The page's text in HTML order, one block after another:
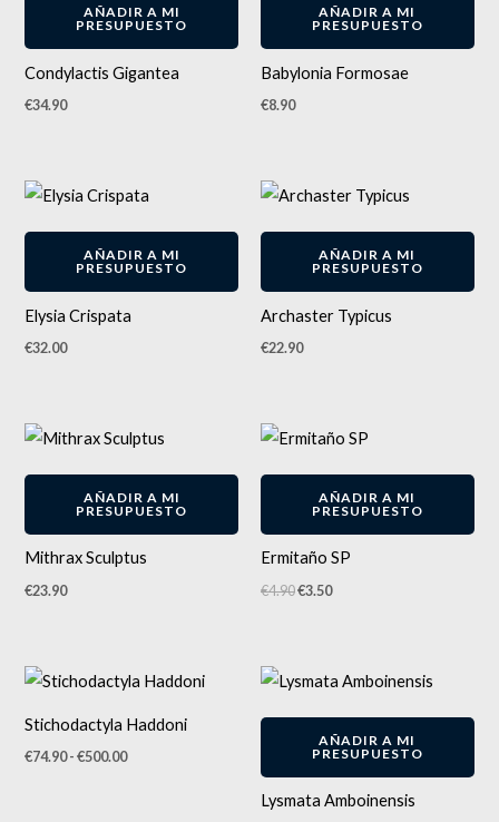
AÑADIR A MI
PRESUPUESTO
Condylactis Gigantea
€34.90
AÑADIR A MI
PRESUPUESTO
Babylonia Formosae
€8.90
AÑADIR A MI
PRESUPUESTO
Elysia Crispata
€32.00
AÑADIR A MI
PRESUPUESTO
Archaster Typicus
€22.90
AÑADIR A MI
PRESUPUESTO
Mithrax Sculptus
€23.90
-29%
AÑADIR A MI
PRESUPUESTO
Ermitaño SP
€4.90
El
precio
€4.90.
€3.50
El
precio
€3.50.
Stichodactyla Haddoni
€74.90- €500.00
Rango
de
desde
hasta
Este
AÑADIR A MI
PRESUPUESTO
Lysmata Amboinensis